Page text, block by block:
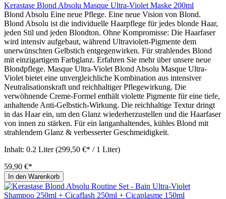
Kerastase Blond Absolu Masque Ultra-Violet Maske 200ml
Blond Absolu Eine neue Pflege. Eine neue Vision von Blond.
Blond Absolu ist die individuelle Haarpflege für jedes blonde Haar,
jeden Stil und jeden Blondton. Ohne Kompromisse: Die Haarfaser
wird intensiv aufgebaut, während Ultraviolett-Pigmente dem
unerwünschten Gelbstich entgegenwirken. Für strahlendes Blond
mit einzigartigem Farbglanz. Erfahren Sie mehr über unsere neue
Blondpflege. Masque Ultra-Violet Blond Absolu Masque Ultra-
Violet bietet eine unvergleichliche Kombination aus intensiver
Neutralisationskraft und reichhaltiger Pflegewirkung. Die
verwöhnende Creme-Formel enthält violette Pigmente für eine tiefe,
anhaltende Anti-Gelbstich-Wirkung. Die reichhaltige Textur dringt
in das Haar ein, um den Glanz wiederherzustellen und die Haarfaser
von innen zu stärken. Für ein langanhaltendes, kühles Blond mit
strahlendem Glanz & verbesserter Geschmeidigkeit.
Inhalt: 0.2 Liter(299,50 €* / 1 Liter)
59,90 €*
In den Warenkorb